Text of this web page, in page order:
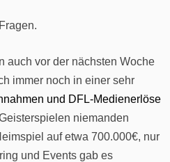
auch vor der nächsten Woche
immer noch in einer sehr
und DFL-Medienerlöse
niemanden
auf etwa 700.000€, nur
und Events gab es